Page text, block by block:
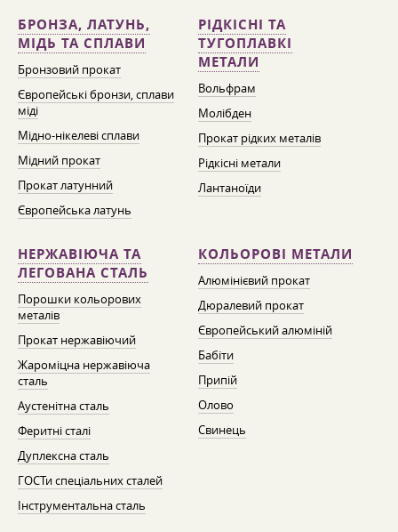
БРОНЗА, ЛАТУНЬ,
МІДЬ ТА СПЛАВИ
Бронзовий прокат
Європейські бронзи, сплави
міді
Мідно-нікелеві сплави
Мідний прокат
Прокат латунний
Європейська латунь
РІДКІСНІ ТА
ТУГОПЛАВКІ
МЕТАЛИ
Вольфрам
Молібден
Прокат рідких металів
Рідкісні метали
Лантаноїди
НЕРЖАВІЮЧА ТА
ЛЕГОВАНА СТАЛЬ
Порошки кольорових
металів
Прокат нержавіючий
Жароміцна нержавіюча
сталь
Аустенітна сталь
Феритні сталі
Дуплексна сталь
ГОСТи спеціальних сталей
Інструментальна сталь
КОЛЬОРОВІ МЕТАЛИ
Алюмінієвий прокат
Дюралевий прокат
Європейський алюміній
Бабіти
Припій
Олово
Свинець